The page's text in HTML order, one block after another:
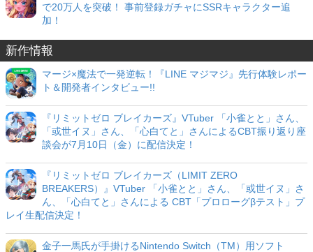
で20万人を突破！ 事前登録ガチャにSSRキャラクター追
加！
新作情報
マージ×魔法で一発逆転！『LINE マジマジ』先行体験レポー
ト＆開発者インタビュー!!
『リミットゼロ ブレイカーズ』VTuber 「小雀とと」さん、
「或世イヌ」さん、「心白てと」さんによるCBT振り返り座
談会が7月10日（金）に配信決定！
『リミットゼロ ブレイカーズ（LIMIT ZERO
BREAKERS）』VTuber 「小雀とと」さん、「或世イヌ」さ
ん、「心白てと」さんによる CBT「プロローグβテスト」プ
レイ生配信決定！
金子一馬氏が手掛けるNintendo Switch（TM）用ソフト